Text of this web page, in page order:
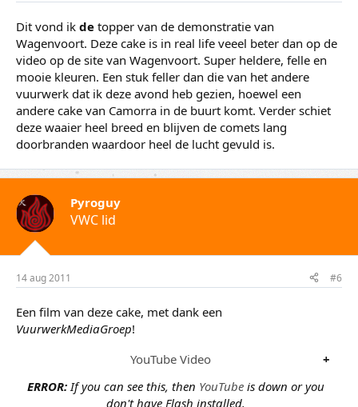
Dit vond ik de topper van de demonstratie van
Wagenvoort. Deze cake is in real life veeel beter dan op de
video op de site van Wagenvoort. Super heldere, felle en
mooie kleuren. Een stuk feller dan die van het andere
vuurwerk dat ik deze avond heb gezien, hoewel een
andere cake van Camorra in de buurt komt. Verder schiet
deze waaier heel breed en blijven de comets lang
doorbranden waardoor heel de lucht gevuld is.
Pyroguy
VWC lid
14 aug 2011 #6
Een film van deze cake, met dank een
VuurwerkMediaGroep!
+
YouTube Video
ERROR:If you can see this, then YouTubeis down or you
don't have Flash installed.